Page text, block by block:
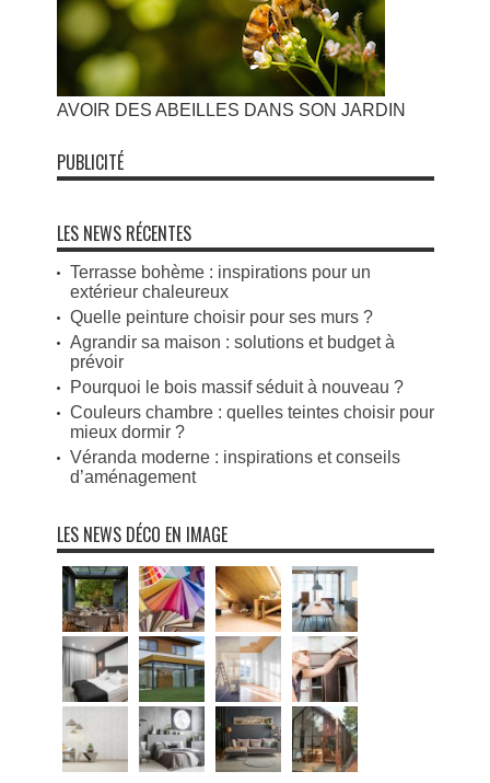
AVOIR DES ABEILLES DANS SON JARDIN
PUBLICITÉ
LES NEWS RÉCENTES
Terrasse bohème : inspirations pour un
extérieur chaleureux
Quelle peinture choisir pour ses murs ?
Agrandir sa maison : solutions et budget à
prévoir
Pourquoi le bois massif séduit à nouveau ?
Couleurs chambre : quelles teintes choisir pour
mieux dormir ?
Véranda moderne : inspirations et conseils
d’aménagement
LES NEWS DÉCO EN IMAGE